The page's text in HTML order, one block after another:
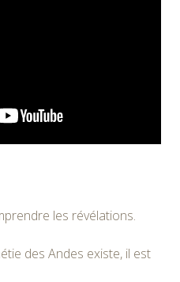
les révélations.
des Andes existe, il est